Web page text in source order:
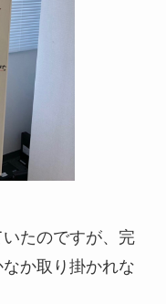
たのですが、完
か取り掛かれな